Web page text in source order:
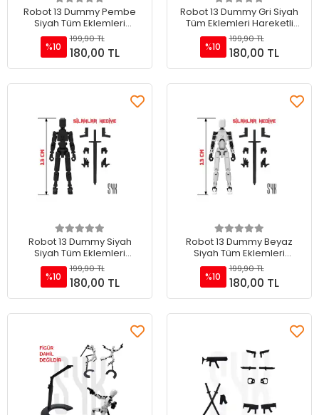
Sepete Ekle
Robot 13 Dummy Pembe
Siyah Tüm Eklemleri
Hareketli Aksiyon Figürü
Oyuncak
%10
199,90 TL
180,00 TL
Sepete Ekle
Robot 13 Dummy Gri Siyah
Tüm Eklemleri Hareketli
Aksiyon Figürü Oyuncak
%10
199,90 TL
180,00 TL
Sepete Ekle
Robot 13 Dummy Siyah
Siyah Tüm Eklemleri
Hareketli Aksiyon Figürü
Oyuncak
%10
199,90 TL
180,00 TL
Sepete Ekle
Robot 13 Dummy Beyaz
Siyah Tüm Eklemleri
Hareketli Aksiyon Figürü
Oyuncak
%10
199,90 TL
180,00 TL